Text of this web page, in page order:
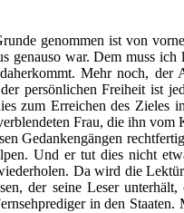
genommen ist von
genauso war. Dem muss ich
Mehr noch, der
persönlichen Freiheit ist
zum Erreichen des Zieles
Frau, die ihn
Gedankengängen
Und er tut dies nicht
Da wird die
der seine Leser
in den